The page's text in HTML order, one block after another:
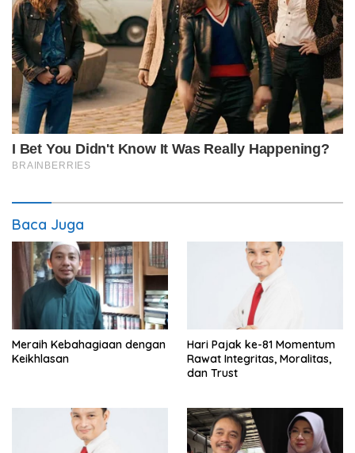
Baca Juga
Meraih Kebahagiaan dengan
Keikhlasan
Hari Pajak ke-81 Momentum
Rawat Integritas, Moralitas,
dan Trust